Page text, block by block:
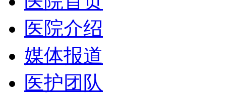
医院介绍
媒体报道
医护团队